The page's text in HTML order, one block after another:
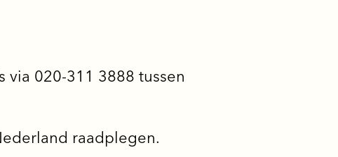
020-311 3888 tussen
raadplegen.